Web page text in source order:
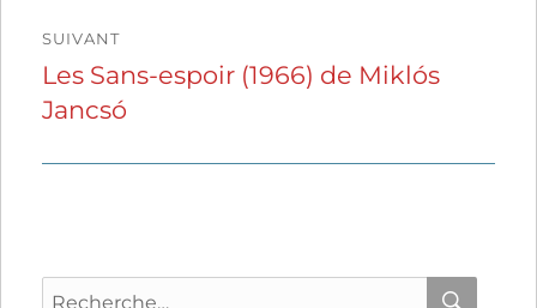
SUIVANT
Publication
suivante :
Les Sans-espoir (1966) de Miklós
Jancsó
Recherche